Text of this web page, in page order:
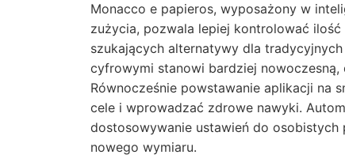
Monacco e papieros, wyposażony w
zużycia, pozwala lepiej kontrolować
szukających alternatywy dla
cyfrowymi stanowi bardziej
Równocześnie powstawanie aplikacji na
cele i wprowadzać zdrowe nawyki.
dostosowywanie ustawień do osobistych
nowego wymiaru.